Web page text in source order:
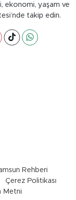
ekonomi, yaşam ve
takip edin.
Rehberi
Çerez Politikası
Metni